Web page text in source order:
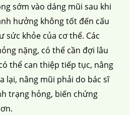
sớm vào dáng mũi sau khi
hưởng không tốt đến cấu
sức khỏe của cơ thể. Các
nặng, có thể cần đợi lâu
thể can thiệp tiếp tục, nâng
lại, nâng mũi phải do bác sĩ
trạng hỏng, biến chứng